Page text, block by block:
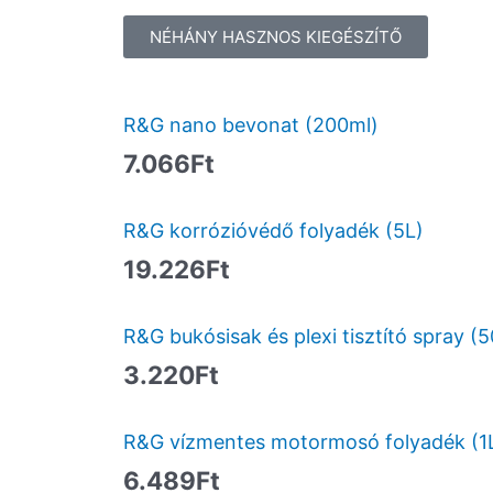
NÉHÁNY HASZNOS KIEGÉSZÍTŐ
R&G nano bevonat (200ml)
7.066Ft
R&G korrózióvédő folyadék (5L)
19.226Ft
R&G bukósisak és plexi tisztító spray
3.220Ft
R&G vízmentes motormosó folyadék
6.489Ft